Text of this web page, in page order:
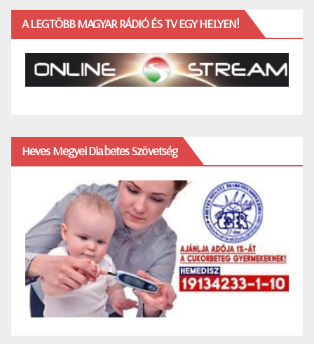
A LEGTÖBB MAGYAR RÁDIÓ ÉS TV EGY HELYEN!
Heves Megyei Diabetes Szövetség